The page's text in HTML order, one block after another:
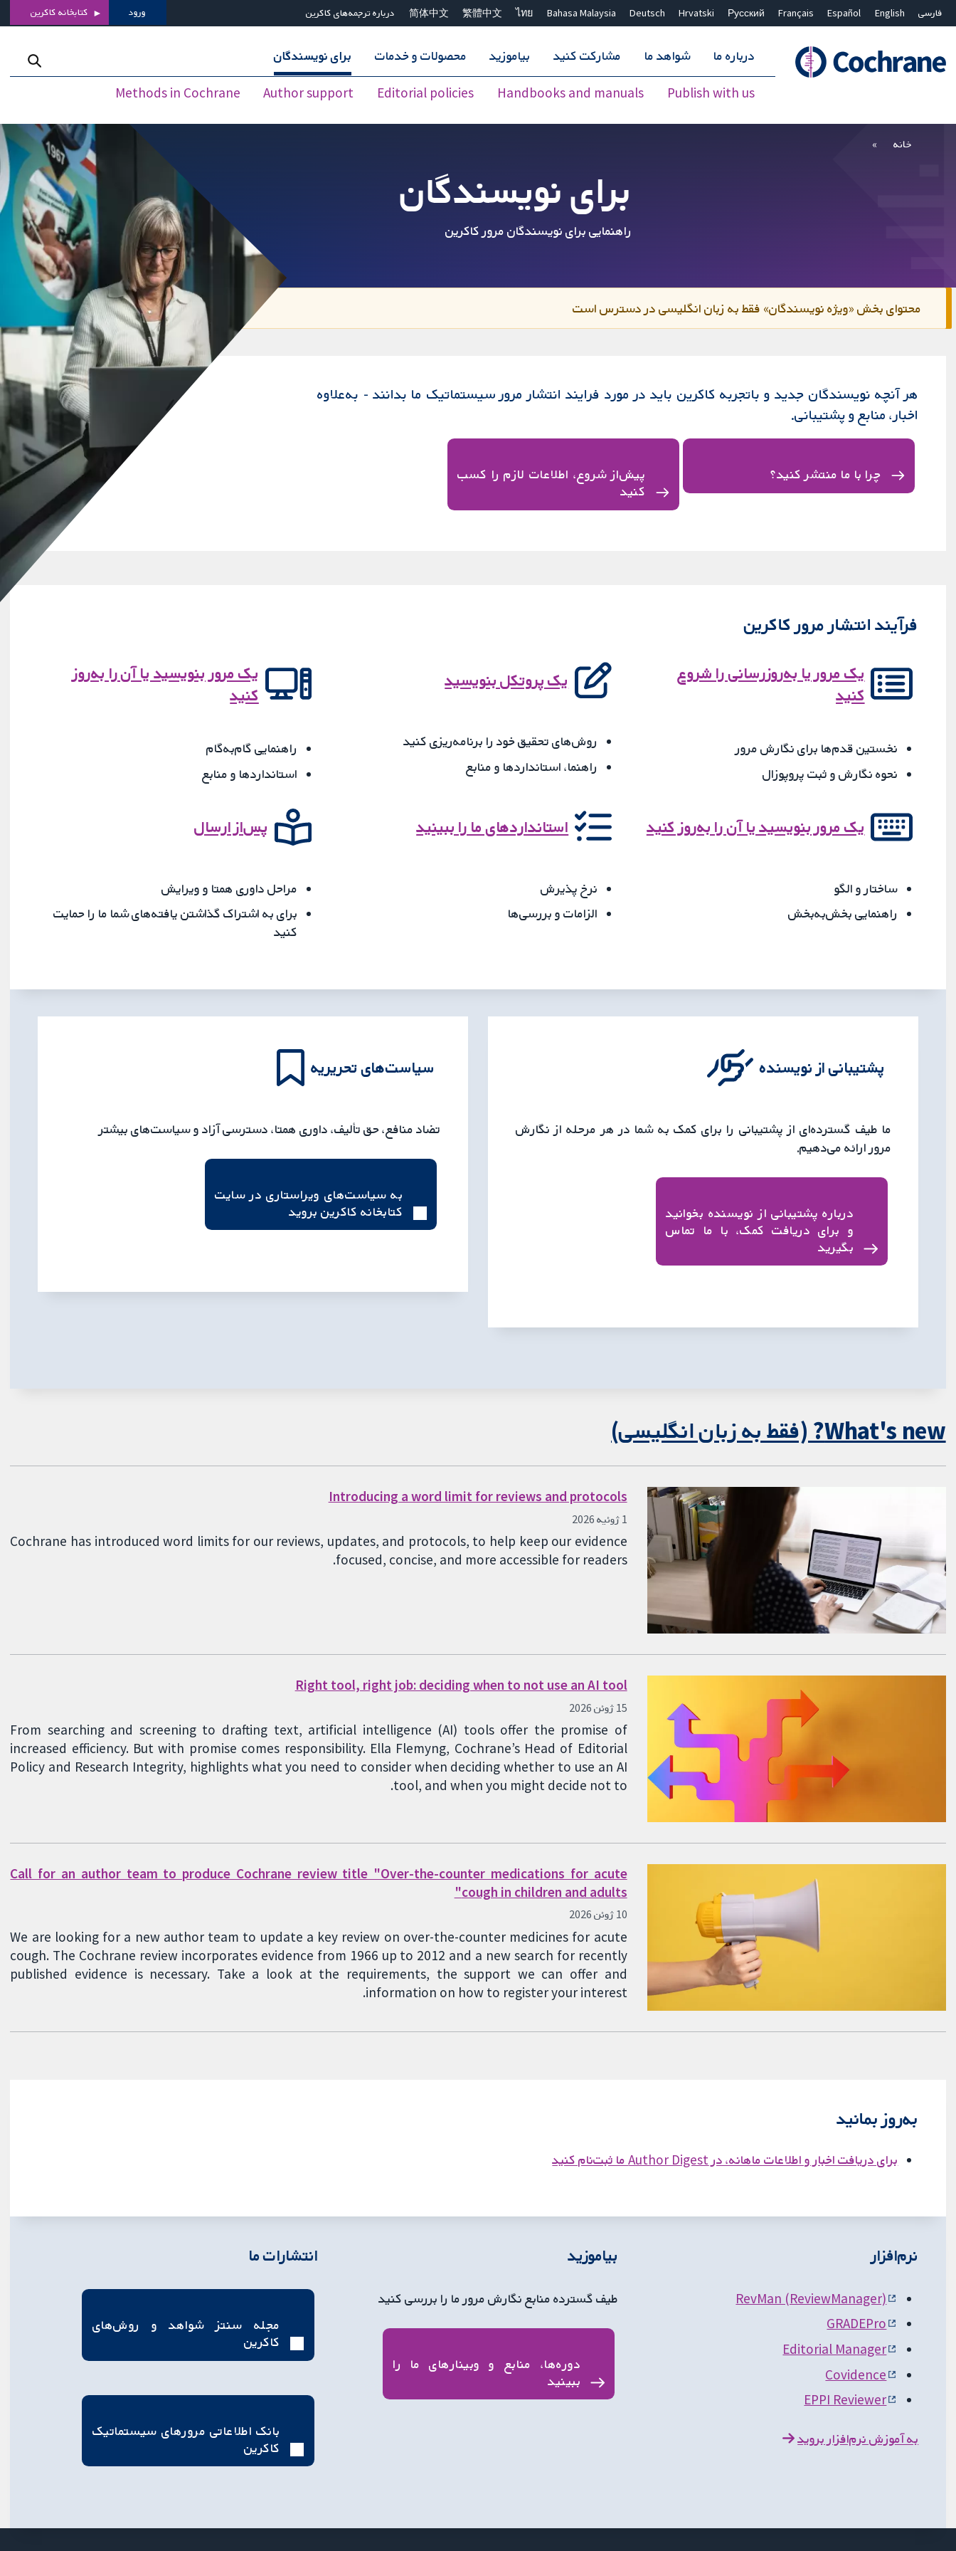
فارسی English
Español
Français
Русский
Hrvatski
Deutsch
Bahasa Malaysia
ไทย
繁體中文
简体中文 درباره ترجمه‌های کاکرین ورود کتابخانه کاکرین
درباره ما شواهد ما مشارکت کنید بیاموزید محصولات و خدمات برای نویسندگان
Publish with us
Handbooks and manuals
Editorial policies
Author support
Methods in Cochrane
خانه
برای نویسندگان
راهنمایی برای نویسندگان مرور کاکرین
محتوای بخش «ویژه نویسندگان» فقط به زبان انگلیسی در دسترس است
هر آنچه نویسندگان جدید و باتجربه کاکرین باید در مورد فرایند انتشار مرور سیستماتیک ما بدانند - به‌علاوه
اخبار، منابع و پشتیبانی.
چرا با ما منتشر کنید؟
پیش‌از شروع، اطلاعات لازم را کسب
کنید
فرآیند انتشار مرور کاکرین
یک مرور یا به‌روزرسانی را شروع
کنید
نخستین قدم‌ها برای نگارش مرور
نحوه نگارش و ثبت پروپوزال
یک پروتکل بنویسید
روش‌های تحقیق خود را برنامه‌ریزی کنید
راهنما، استانداردها و منابع
یک مرور بنویسید یا آن را به‌روز
کنید
راهنمایی گام‌به‌گام
استانداردها و منابع
یک مرور بنویسید یا آن را به‌روز کنید
ساختار و الگو
راهنمایی بخش‌به‌بخش
استانداردهای ما را ببینید
نرخ پذیرش
الزامات و بررسی‌ها
پس‌از ارسال
مراحل داوری همتا و ویرایش
برای به اشتراک گذاشتن یافته‌های شما ما را حمایت
کنید
پشتیبانی از نویسنده
ما طیف گسترده‌ای از پشتیبانی را برای کمک به شما در هر مرحله از نگارش
مرور ارائه می‌دهیم.
درباره پشتیبانی از نویسنده بخوانید
و برای دریافت کمک، با ما تماس
بگیرید
سیاست‌های تحریریه
تضاد منافع، حق تألیف، داوری همتا، دسترسی آزاد و سیاست‌های بیشتر
به سیاست‌های ویراستاری در سایت
کتابخانه کاکرین بروید
What's new? (فقط به زبان انگلیسی)
Introducing a word limit for reviews and protocols
1 ژوئیه 2026
Cochrane has introduced word limits for our reviews, updates, and protocols, to help keep our evidence
focused, concise, and more accessible for readers.
Right tool, right job: deciding when to not use an AI tool
15 ژوئن 2026
From searching and screening to drafting text, artificial intelligence (AI) tools offer the promise of
increased efficiency. But with promise comes responsibility. Ella Flemyng, Cochrane’s Head of Editorial
Policy and Research Integrity, highlights what you need to consider when deciding whether to use an AI
tool, and when you might decide not to.
Call for an author team to produce Cochrane review title "Over-the-counter medications for acute
cough in children and adults"
10 ژوئن 2026
We are looking for a new author team to update a key review on over-the-counter medicines for acute
cough. The Cochrane review incorporates evidence from 1966 up to 2012 and a new search for recently
published evidence is necessary. Take a look at the requirements, the support we can offer and
information on how to register your interest.
به‌روز بمانید
برای دریافت اخبار و اطلاعات ماهانه، در Author Digest ما ثبت‌نام کنید
نرم‌افزار
RevMan (ReviewManager)
GRADEPro
Editorial Manager
Covidence
EPPI Reviewer
به آموزش نرم‌افزار بروید
بیاموزید
طیف گسترده منابع نگارش مرور ما را بررسی کنید
دوره‌ها، منابع و وبینارهای ما را
ببینید
انتشارات ما
مجله سنتز شواهد و روش‌های
کاکرین
بانک اطلاعاتی مرورهای سیستماتیک
کاکرین